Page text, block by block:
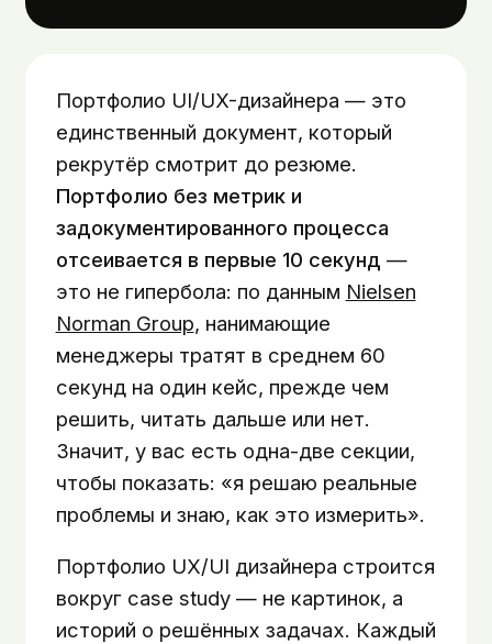
Портфолио UI/UX-дизайнера — это
единственный документ, который
рекрутёр смотрит до резюме.
Портфолио без метрик и
задокументированного процесса
отсеивается в первые 10 секунд —
это не гипербола: по данным Nielsen
Norman Group, нанимающие
менеджеры тратят в среднем 60
секунд на один кейс, прежде чем
решить, читать дальше или нет.
Значит, у вас есть одна-две секции,
чтобы показать: «я решаю реальные
проблемы и знаю, как это измерить».
Портфолио UX/UI дизайнера строится
вокруг case study — не картинок, а
историй о решённых задачах. Каждый